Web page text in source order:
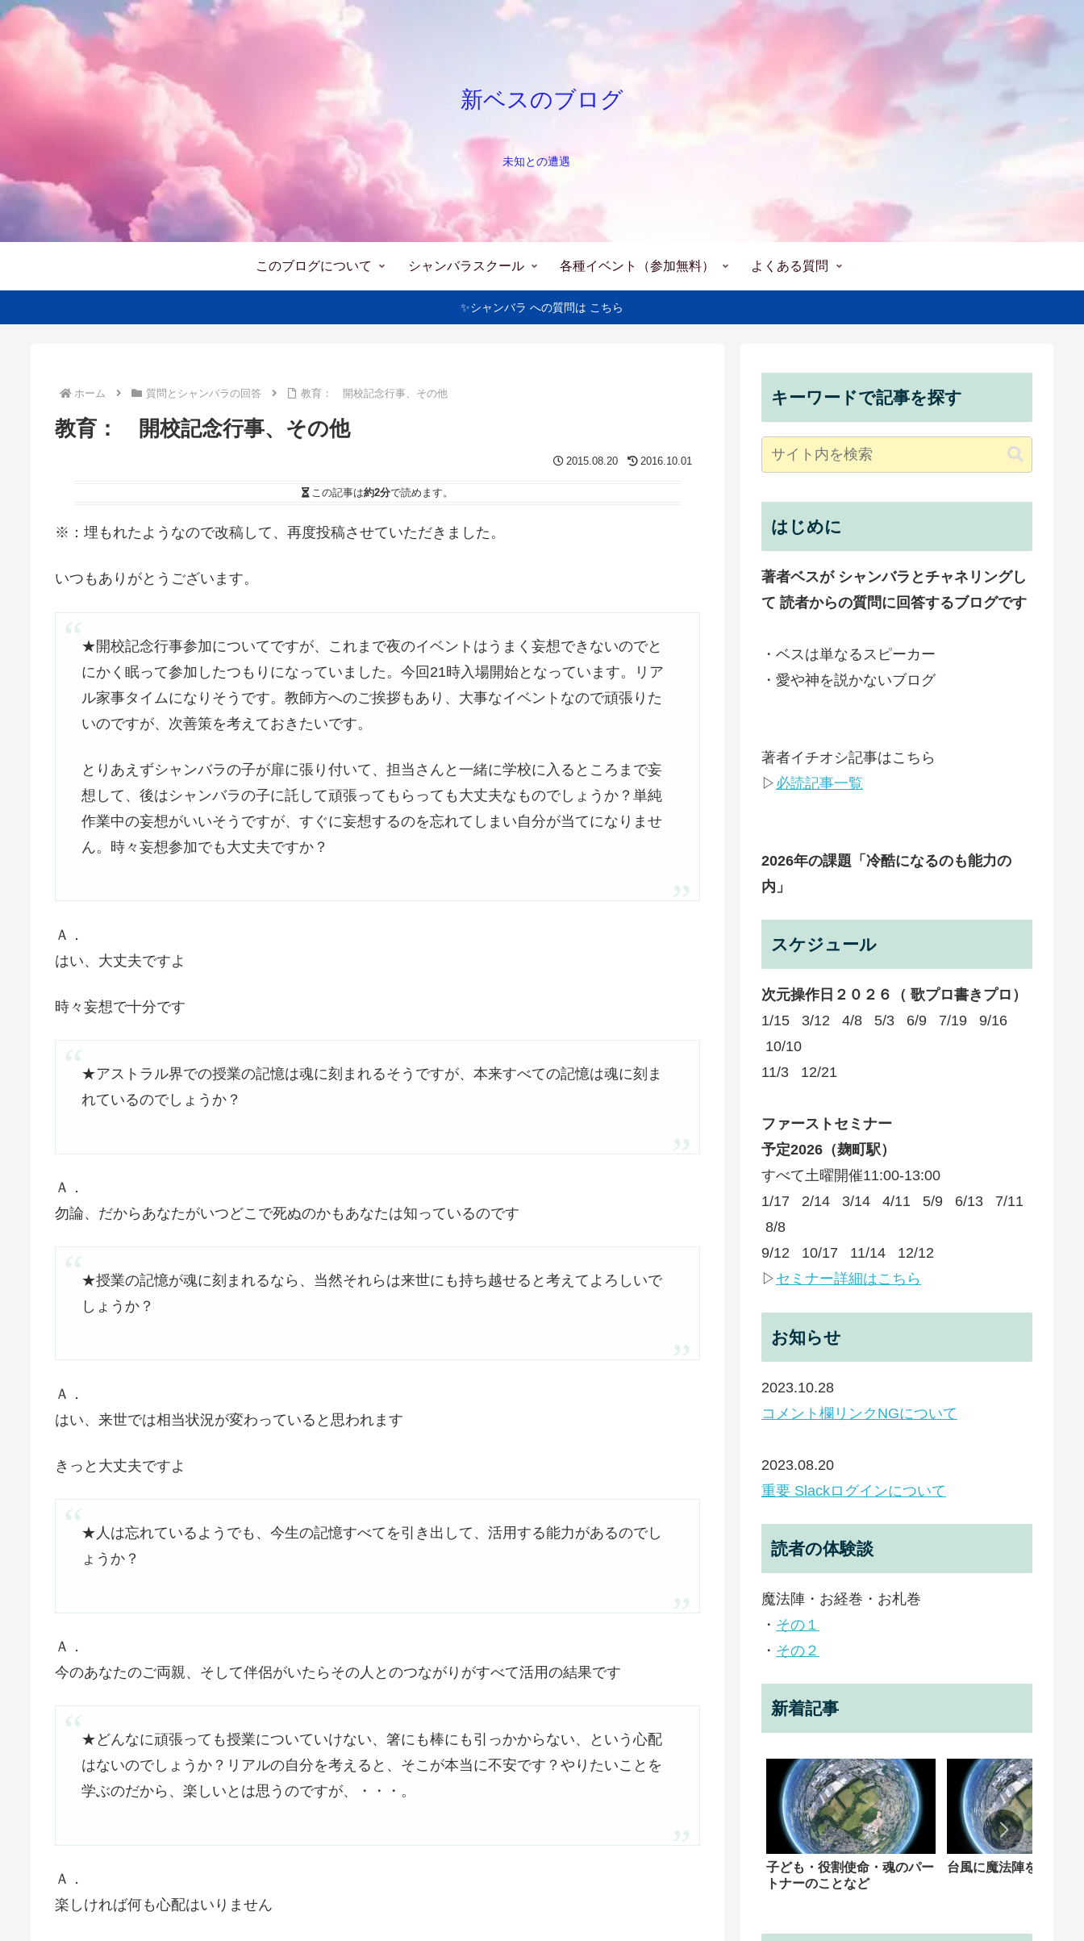
新ベスのブログ
未知との遭遇
このブログについて シャンバラスクール 各種イベント（参加無料） よくある質問
✨シャンバラ への質問は こちら
ホーム 質問とシャンバラの回答 教育： 開校記念行事、その他
教育： 開校記念行事、その他
2015.08.20 2016.10.01
この記事は約2分で読めます。
※：埋もれたようなので改稿して、再度投稿させていただきました。
いつもありがとうございます。
★開校記念行事参加についてですが、これまで夜のイベントはうまく妄想できないのでと
にかく眠って参加したつもりになっていました。今回21時入場開始となっています。リア
ル家事タイムになりそうです。教師方へのご挨拶もあり、大事なイベントなので頑張りた
いのですが、次善策を考えておきたいです。
とりあえずシャンバラの子が扉に張り付いて、担当さんと一緒に学校に入るところまで妄
想して、後はシャンバラの子に託して頑張ってもらっても大丈夫なものでしょうか？単純
作業中の妄想がいいそうですが、すぐに妄想するのを忘れてしまい自分が当てになりませ
ん。時々妄想参加でも大丈夫ですか？
Ａ．
はい、大丈夫ですよ
時々妄想で十分です
★アストラル界での授業の記憶は魂に刻まれるそうですが、本来すべての記憶は魂に刻ま
れているのでしょうか？
Ａ．
勿論、だからあなたがいつどこで死ぬのかもあなたは知っているのです
★授業の記憶が魂に刻まれるなら、当然それらは来世にも持ち越せると考えてよろしいで
しょうか？
Ａ．
はい、来世では相当状況が変わっていると思われます
きっと大丈夫ですよ
★人は忘れているようでも、今生の記憶すべてを引き出して、活用する能力があるのでし
ょうか？
Ａ．
今のあなたのご両親、そして伴侶がいたらその人とのつながりがすべて活用の結果です
★どんなに頑張っても授業についていけない、箸にも棒にも引っかからない、という心配
はないのでしょうか？リアルの自分を考えると、そこが本当に不安です？やりたいことを
学ぶのだから、楽しいとは思うのですが、・・・。
Ａ．
楽しければ何も心配はいりません
キーワードで記事を探す
はじめに
著者ベスが シャンバラとチャネリングし
て 読者からの質問に回答するブログです
・ベスは単なるスピーカー
・愛や神を説かないブログ
著者イチオシ記事はこちら
▷ 必読記事一覧
2026年の課題 「冷酷になるのも能力の
内」
スケジュール
次元操作日２０２６（ 歌プロ書きプロ）
1/15 3/12 4/8 5/3 6/9 7/19 9/16
10/10
11/3 12/21
ファーストセミナー
予定2026 （麹町駅）
すべて土曜開催11:00-13:00
1/17 2/14 3/14 4/11 5/9 6/13 7/11
8/8
9/12 10/17 11/14 12/12
▷ セミナー詳細はこちら
お知らせ
2023.10.28
コメント欄リンクNGについて
2023.08.20
重要 Slackログインについて
読者の体験談
魔法陣・お経巻・お札巻
・ その１
・ その２
新着記事
子ども・役割使命・魂のパー
トナーのことなど
台風に魔法陣を